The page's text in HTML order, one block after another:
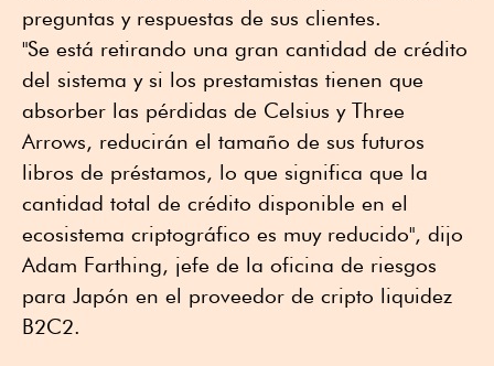
preguntas y respuestas de sus clientes.
"Se está retirando una gran cantidad de crédito
del sistema y si los prestamistas tienen que
absorber las pérdidas de Celsius y Three
Arrows, reducirán el tamaño de sus futuros
libros de préstamos, lo que significa que la
cantidad total de crédito disponible en el
ecosistema criptográfico es muy reducido", dijo
Adam Farthing, jefe de la oficina de riesgos
para Japón en el proveedor de cripto liquidez
B2C2.